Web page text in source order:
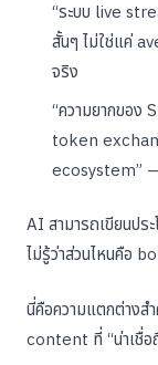
“ระบบ live
สั้นๆ ไม่ใช่แค่
จริง
“ความยากของ
token
ecosystem” —
AI สามารถเขียนปร
ไม่รู้ว่าส่วนไหนคือ
นี่คือความแตกต่างส
content ที่ “น่าเชื่อ